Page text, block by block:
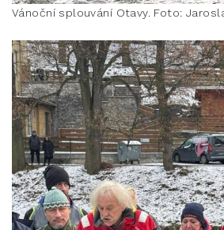
Vánoční splouvání Otavy. Foto: